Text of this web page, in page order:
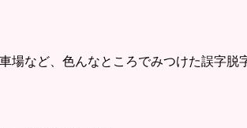
など、色んなところでみつけた誤字脱